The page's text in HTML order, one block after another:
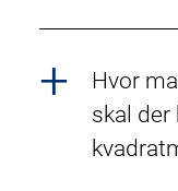
Hvor
skal der